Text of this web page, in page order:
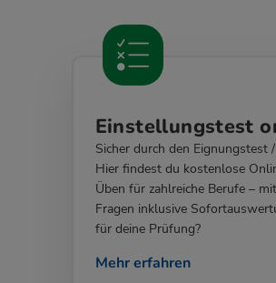
Einstellungstest
Sicher durch den Eignungstest
Hier findest du kostenlose
Üben für zahlreiche Berufe –
Fragen inklusive
für deine Prüfung?
Mehr erfahren